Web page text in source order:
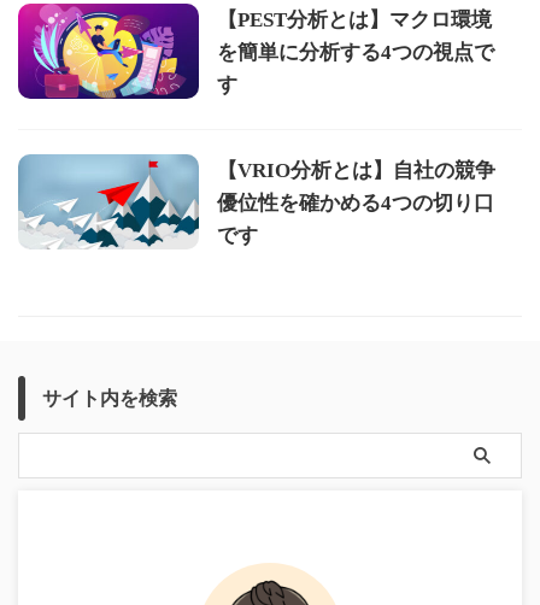
【PEST分析とは】マクロ環境
を簡単に分析する4つの視点で
す
【VRIO分析とは】自社の競争
優位性を確かめる4つの切り口
です
サイト内を検索